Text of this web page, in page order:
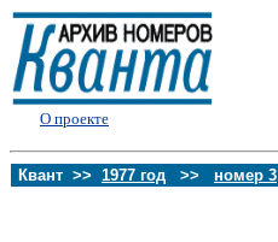
О проекте
Квант >> 1977 год >> номер 3